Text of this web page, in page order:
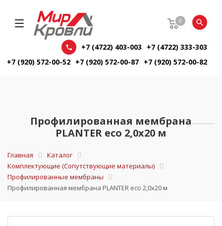
0
+7 (4722) 403-003
+7 (4722) 333-303
+7 (920) 572-00-52 +7 (920) 572-00-87 +7 (920) 572-00-82
Профилированная мембрана
PLANTER eco 2,0х20 м
Главная
Каталог
Комплектующие (Сопутствующие материалы)
Профилированные мембраны
Профилированная мембрана PLANTER eco 2,0х20 м